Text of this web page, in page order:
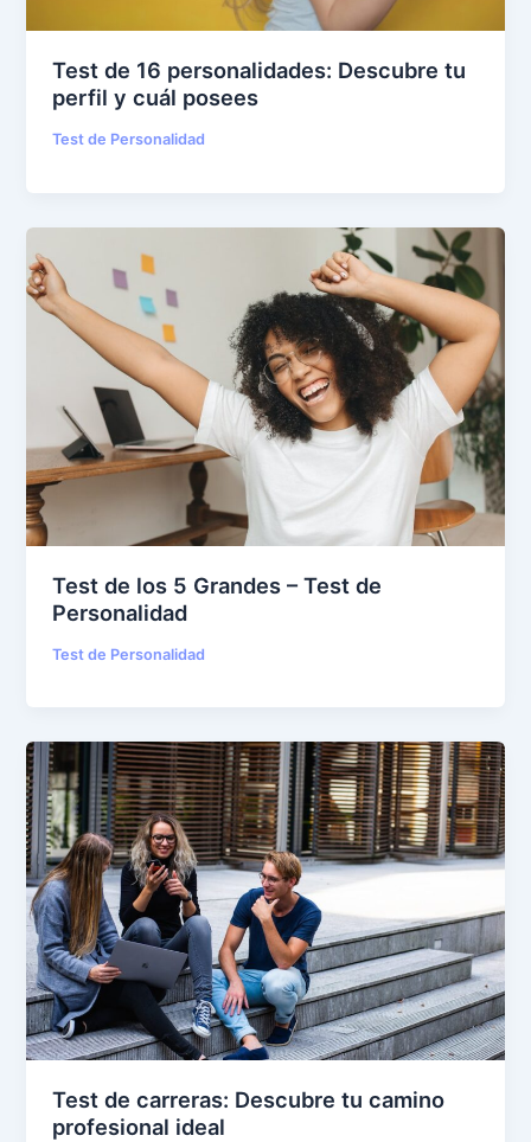
Test de 16 personalidades: Descubre tu
perfil y cuál posees
Test de Personalidad
Test de los 5 Grandes – Test de
Personalidad
Test de Personalidad
Test de carreras: Descubre tu camino
profesional ideal